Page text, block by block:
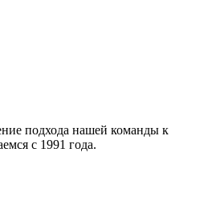
подхода нашей команды к
с 1991 года.